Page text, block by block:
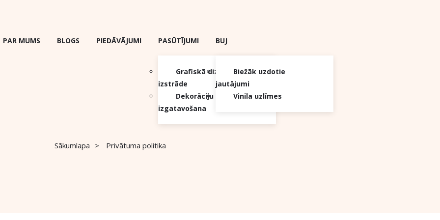
PAR MUMS BLOGS PIEDĀVĀJUMI PASŪTĪJUMI
Grafiskā dizaina
izstrāde
Dekorāciju
izgatavošana
BUJ
Biežāk uzdotie
jautājumi
Vinila uzlīmes
Sākumlapa Privātuma politika